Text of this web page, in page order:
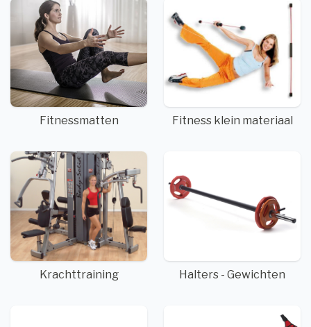
Fitnessmatten Fitness klein materiaal
Krachttraining Halters - Gewichten